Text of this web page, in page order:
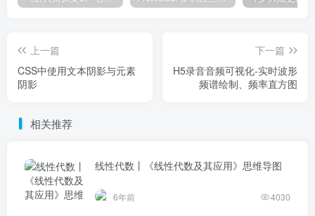
上一篇
CSS中使用文本阴影与元素
阴影
下一篇
H5录音音频可视化-实时波形
频谱绘制、频率直方图
相关推荐
线性代数丨《线性代数及其应用》思维导图
6年前 4030